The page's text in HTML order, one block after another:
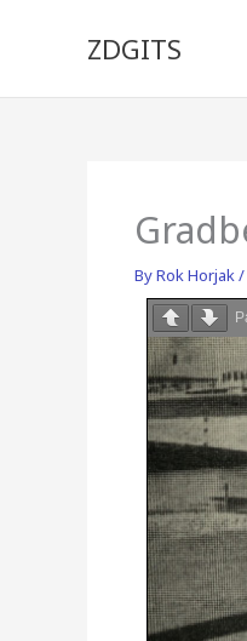
ZDGITS
ByRok Horjak/